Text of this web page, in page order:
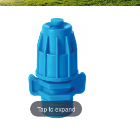
Tap to expand